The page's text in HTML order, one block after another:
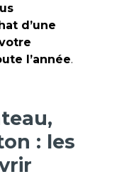
d’une
l’année.
: les